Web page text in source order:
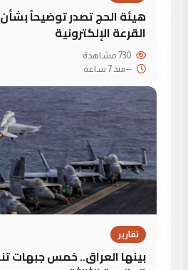
هيئة الحج تصدر توضيحاً
القرعة الإلكترونية
--منذ 7 ساعة
تقارير
بينها العراق.. خمس جبهات